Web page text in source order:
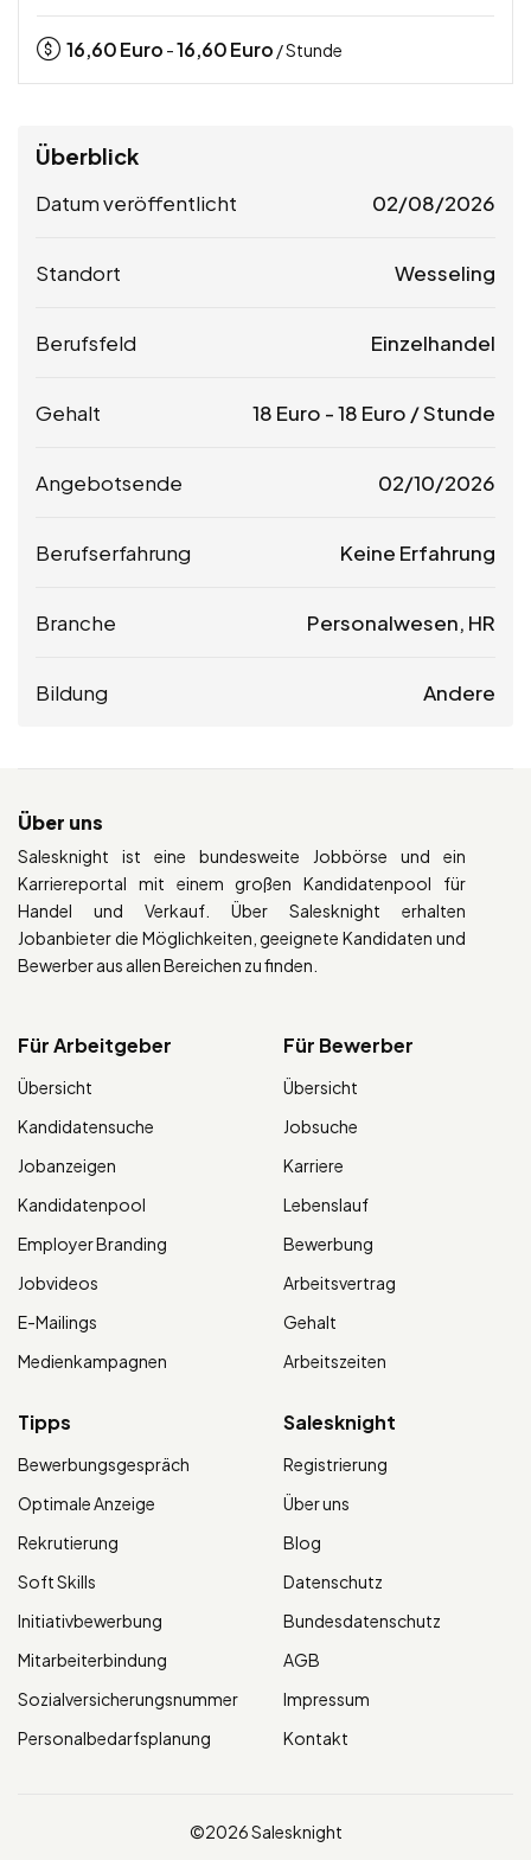
16,60Euro -16,60Euro / Stunde
Überblick
Datum veröffentlicht 02/08/2026
Standort Wesseling
Berufsfeld Einzelhandel
Gehalt 18 Euro -18 Euro / Stunde
Angebotsende 02/10/2026
Berufserfahrung Keine Erfahrung
Branche Personalwesen, HR
Bildung Andere
Über uns
Salesknight ist eine bundesweite Jobbörse und ein
Karriereportal mit einem großen Kandidatenpool für
Handel und Verkauf. Über Salesknight erhalten
Jobanbieter die Möglichkeiten, geeignete Kandidaten und
Bewerber aus allen Bereichen zu finden.
Für Arbeitgeber
Übersicht
Kandidatensuche
Jobanzeigen
Kandidatenpool
Employer Branding
Jobvideos
E-Mailings
Medienkampagnen
Für Bewerber
Übersicht
Jobsuche
Karriere
Lebenslauf
Bewerbung
Arbeitsvertrag
Gehalt
Arbeitszeiten
Tipps
Bewerbungsgespräch
Optimale Anzeige
Rekrutierung
Soft Skills
Initiativbewerbung
Mitarbeiterbindung
Sozialversicherungsnummer
Personalbedarfsplanung
Salesknight
Registrierung
Über uns
Blog
Datenschutz
Bundesdatenschutz
AGB
Impressum
Kontakt
©2026 Salesknight